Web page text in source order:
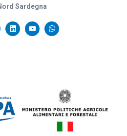
Sardegna